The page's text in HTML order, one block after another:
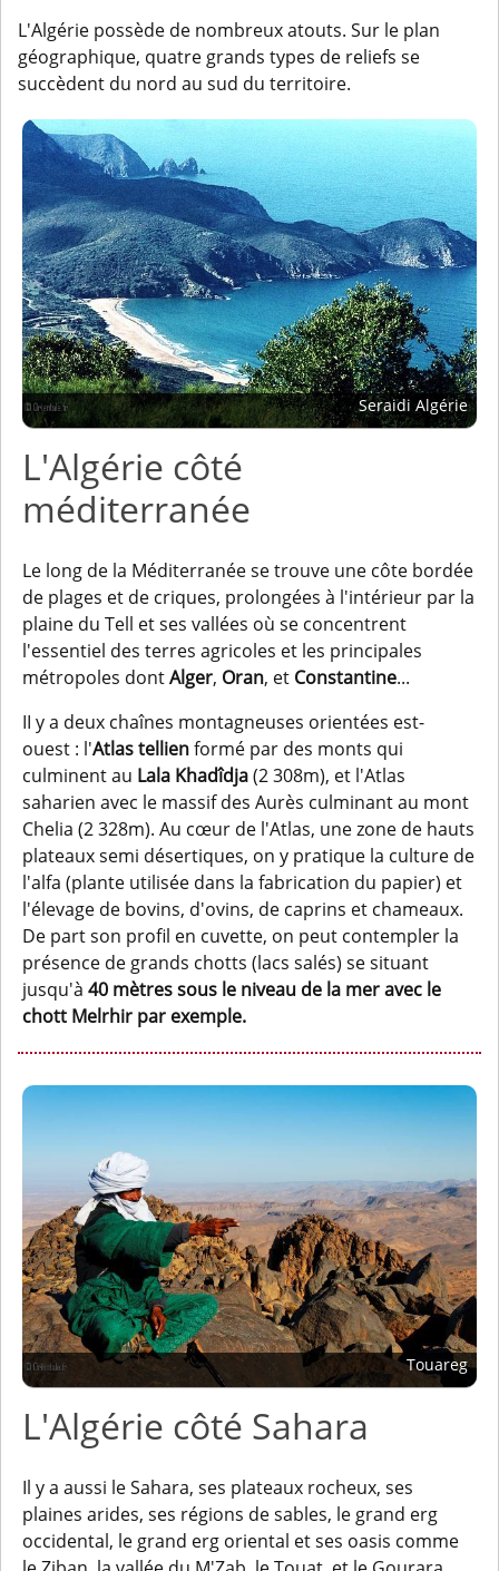
L'Algérie possède de nombreux atouts. Sur le plan
géographique, quatre grands types de reliefs se
succèdent du nord au sud du territoire.
Seraidi Algérie
L'Algérie côté
méditerranée
Le long de la Méditerranée se trouve une côte bordée
de plages et de criques, prolongées à l'intérieur par la
plaine du Tell et ses vallées où se concentrent
l'essentiel des terres agricoles et les principales
métropoles dontAlger, Oran, et Constantine...
II y a deux chaînes montagneuses orientées est-
ouest : l'Atlas tellienformé par des monts qui
culminent au Lala Khadîdja(2 308m), et l'Atlas
saharien avec le massif des Aurès culminant au mont
Chelia (2 328m). Au cœur de l'Atlas, une zone de hauts
plateaux semi désertiques, on y pratique la culture de
l'alfa (plante utilisée dans la fabrication du papier) et
l'élevage de bovins, d'ovins, de caprins et chameaux.
De part son profil en cuvette, on peut contempler la
présence de grands chotts (lacs salés) se situant
jusqu'à40 mètres sous le niveau de la mer avec le
chott Melrhir par exemple.
Touareg
L'Algérie côté Sahara
Il y a aussi le Sahara, ses plateaux rocheux, ses
plaines arides, ses régions de sables, le grand erg
occidental, le grand erg oriental et ses oasis comme